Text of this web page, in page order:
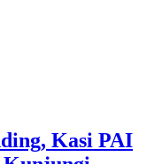
Kasi PAI